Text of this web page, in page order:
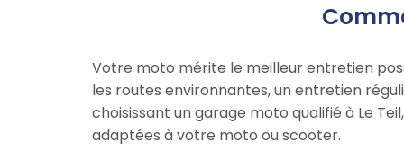
Votre moto mérite le meilleur entretien
les routes environnantes, un entretien
choisissant un garage moto qualifié à Le
adaptées à votre moto ou scooter.